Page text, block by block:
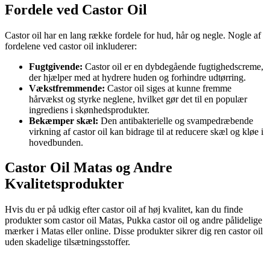
Fordele ved Castor Oil
Castor oil har en lang række fordele for hud, hår og negle. Nogle af
fordelene ved castor oil inkluderer:
Fugtgivende: Castor oil er en dybdegående fugtighedscreme,
der hjælper med at hydrere huden og forhindre udtørring.
Vækstfremmende: Castor oil siges at kunne fremme
hårvækst og styrke neglene, hvilket gør det til en populær
ingrediens i skønhedsprodukter.
Bekæmper skæl: Den antibakterielle og svampedræbende
virkning af castor oil kan bidrage til at reducere skæl og kløe i
hovedbunden.
Castor Oil Matas og Andre
Kvalitetsprodukter
Hvis du er på udkig efter castor oil af høj kvalitet, kan du finde
produkter som castor oil Matas, Pukka castor oil og andre pålidelige
mærker i Matas eller online. Disse produkter sikrer dig ren castor oil
uden skadelige tilsætningsstoffer.